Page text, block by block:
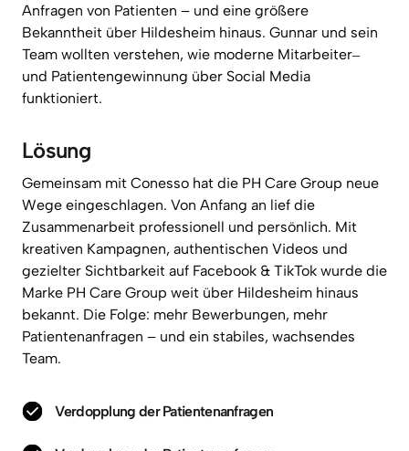
Anfragen von Patienten – und eine
Bekanntheit über Hildesheim hinaus. Gunnar und
Team wollten verstehen, wie moderne Mitarbeiter‒
und Patientengewinnung über Social
funktioniert.
Lösung
Gemeinsam mit Conesso hat die PH Care Group
Wege eingeschlagen. Von Anfang an lief
Zusammenarbeit professionell und persönlich.
kreativen Kampagnen, authentischen Videos
gezielter Sichtbarkeit auf Facebook & TikTok wurde
Marke PH Care Group weit über Hildesheim
bekannt. Die Folge: mehr Bewerbungen,
Patientenanfragen – und ein stabiles,
Team.
Verdopplung der Patientenanfragen